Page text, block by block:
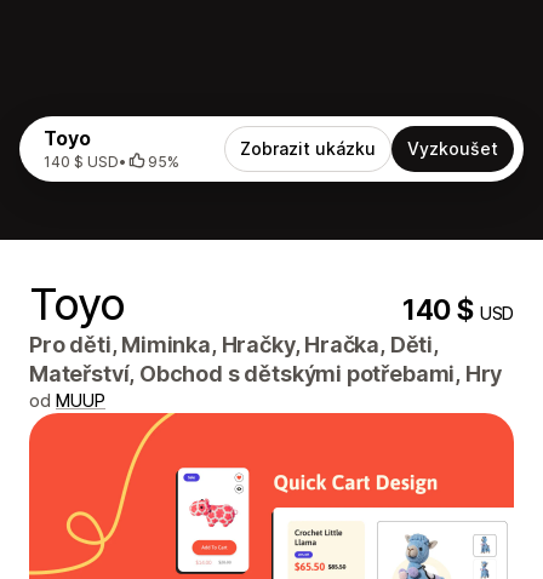
Toyo
140 $ USD• 95%
Zobrazit ukázku Vyzkoušet
Toyo 140 $USD
Pro děti, Miminka, Hračky, Hračka, Děti,
Mateřství, Obchod s dětskými potřebami, Hry
od MUUP